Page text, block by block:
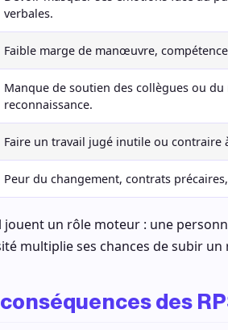
verbales.
Faible marge de manœuvre,
Manque de soutien des collègues ou du
reconnaissance.
Faire un travail jugé inutile ou contraire
Peur du changement, contrats
jouent un rôle moteur : une
multiplie ses chances de subir un
des